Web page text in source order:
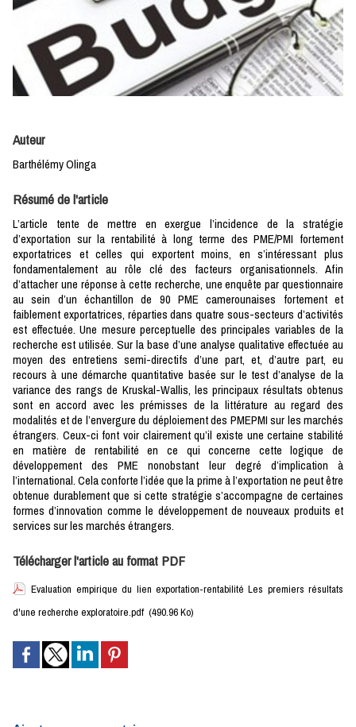
Auteur
Barthélémy Olinga
Résumé de l'article
L’article tente de mettre en exergue l’incidence de la stratégie
d’exportation sur la rentabilité à long terme des PME/PMI fortement
exportatrices et celles qui exportent moins, en s’intéressant plus
fondamentalement au rôle clé des facteurs organisationnels. Afin
d’attacher une réponse à cette recherche, une enquête par questionnaire
au sein d’un échantillon de 90 PME camerounaises fortement et
faiblement exportatrices, réparties dans quatre sous-secteurs d’activités
est effectuée. Une mesure perceptuelle des principales variables de la
recherche est utilisée. Sur la base d’une analyse qualitative effectuée au
moyen des entretiens semi-directifs d’une part, et, d’autre part, eu
recours à une démarche quantitative basée sur le test d’analyse de la
variance des rangs de Kruskal-Wallis, les principaux résultats obtenus
sont en accord avec les prémisses de la littérature au regard des
modalités et de l’envergure du déploiement des PMEPMI sur les marchés
étrangers. Ceux-ci font voir clairement qu’il existe une certaine stabilité
en matière de rentabilité en ce qui concerne cette logique de
développement des PME nonobstant leur degré d’implication à
l’international. Cela conforte l’idée que la prime à l’exportation ne peut être
obtenue durablement que si cette stratégie s’accompagne de certaines
formes d’innovation comme le développement de nouveaux produits et
services sur les marchés étrangers.
Télécharger l'article au format PDF
Evaluation empirique du lien exportation-rentabilité Les premiers résultats
d'une recherche exploratoire.pdf (490.96 Ko)